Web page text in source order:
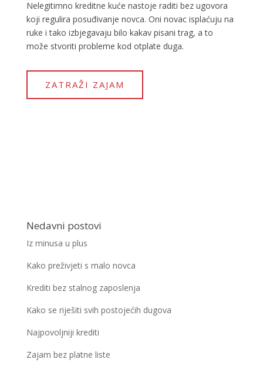
Nelegitimno kreditne kuće nastoje raditi bez ugovora
koji regulira posuđivanje novca. Oni novac isplaćuju na
ruke i tako izbjegavaju bilo kakav pisani trag, a to
može stvoriti probleme kod otplate duga.
ZATRAŽI ZAJAM
Nedavni postovi
Iz minusa u plus
Kako preživjeti s malo novca
Krediti bez stalnog zaposlenja
Kako se riješiti svih postojećih dugova
Najpovoljniji krediti
Zajam bez platne liste